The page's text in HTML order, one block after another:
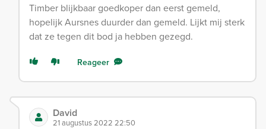
Timber blijkbaar goedkoper dan eerst gemeld,
hopelijk Aursnes duurder dan gemeld. Lijkt mij sterk
dat ze tegen dit bod ja hebben gezegd.
Reageer
David
21 augustus 2022 22:50